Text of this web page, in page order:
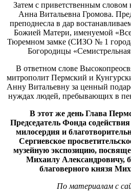
Затем с приветственным словом
Анна Витальевна Громова.
преподнесла в дар
Божией Матери, именуемой
Тюремном замке (СИЗО № 1
Богородицы
В ответном слове
митрополит Пермский и
Анну Витальевну за ценный
нуждах людей, пребывающих в
В этот же день Глава
Председатель Фонда
милосердия и
Сергиевское
музейную экспозицию,
Михаилу Александровичу,
благоверного князя
По материалам с